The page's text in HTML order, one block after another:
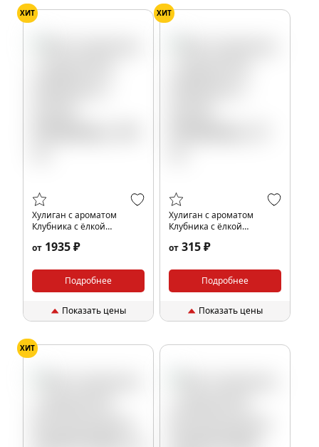
ХИТ
Хулиган с ароматом
Клубника с ёлкой
от 1935 ₽
Подробнее
Показать цены
ХИТ
Хулиган с ароматом
Клубника с ёлкой
от 315 ₽
Подробнее
Показать цены
ХИТ